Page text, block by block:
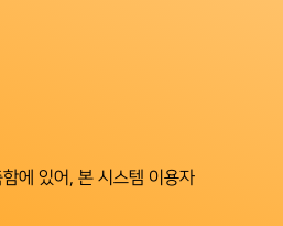
에 있어, 본 시스템 이용자